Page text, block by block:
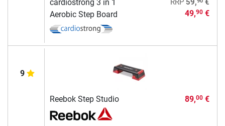
cardiostrong 3 in 1
Aerobic Step Board
RRP 59, €
49,90€
9
Reebok Step Studio 89,00€